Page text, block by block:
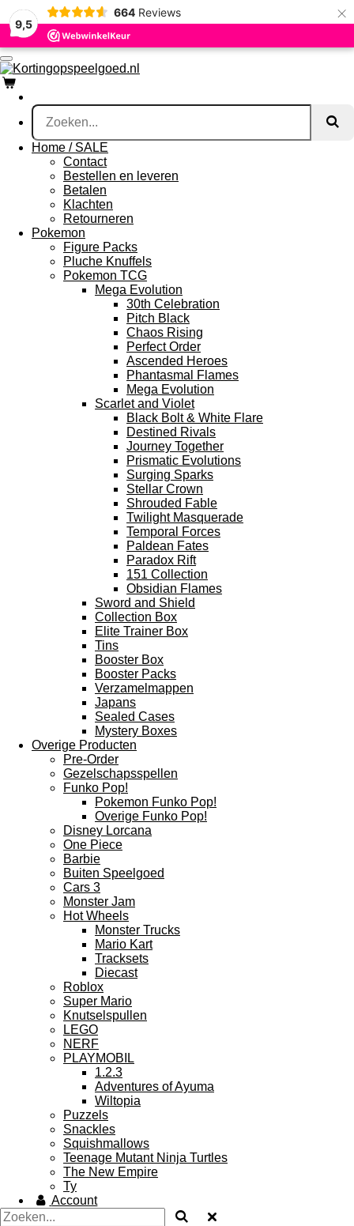
9,5
664 Reviews ×
Ga
direct
naar
de
hoofdinhoud
Home / SALE
Contact
Bestellen en leveren
Betalen
Klachten
Retourneren
Pokemon
Figure Packs
Pluche Knuffels
Pokemon TCG
Mega Evolution
30th Celebration
Pitch Black
Chaos Rising
Perfect Order
Ascended Heroes
Phantasmal Flames
Mega Evolution
Scarlet and Violet
Black Bolt & White Flare
Destined Rivals
Journey Together
Prismatic Evolutions
Surging Sparks
Stellar Crown
Shrouded Fable
Twilight Masquerade
Temporal Forces
Paldean Fates
Paradox Rift
151 Collection
Obsidian Flames
Sword and Shield
Collection Box
Elite Trainer Box
Tins
Booster Box
Booster Packs
Verzamelmappen
Japans
Sealed Cases
Mystery Boxes
Overige Producten
Pre-Order
Gezelschapsspellen
Funko Pop!
Pokemon Funko Pop!
Overige Funko Pop!
Disney Lorcana
One Piece
Barbie
Buiten Speelgoed
Cars 3
Monster Jam
Hot Wheels
Monster Trucks
Mario Kart
Tracksets
Diecast
Roblox
Super Mario
Knutselspullen
LEGO
NERF
PLAYMOBIL
1.2.3
Adventures of Ayuma
Wiltopia
Puzzels
Snackles
Squishmallows
Teenage Mutant Ninja Turtles
The New Empire
Ty
Account